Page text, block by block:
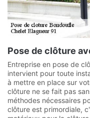
Pose de clôture
Entreprise en pose de
intervient pour toute
à mettre en place sur
clôture ne se fait pas
méthodes nécessaires
clôture est primordiale,